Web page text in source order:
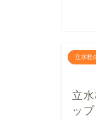
立水栓
立
ッ